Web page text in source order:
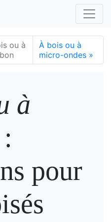
ou à
À bois ou à
micro-ondes »
à
:
pour